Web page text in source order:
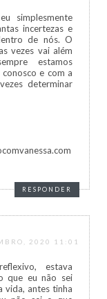
simplesmente
incertezas e
de nós. O
vezes vai além
estamos
e com a
determinar
RESPONDER
2020 11:01
estava
que eu não sei
vida, antes tinha